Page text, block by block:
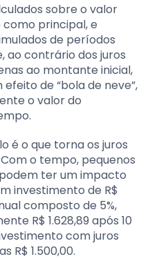
sobre o valor
principal, e
de períodos
ao contrário dos juros
ao montante inicial,
de “bola de neve”,
o valor do
é o que torna os juros
o tempo, pequenos
ter um impacto
investimento de R$
composto de 5%,
R$ 1.628,89 após 10
com juros
R$ 1.500,00.